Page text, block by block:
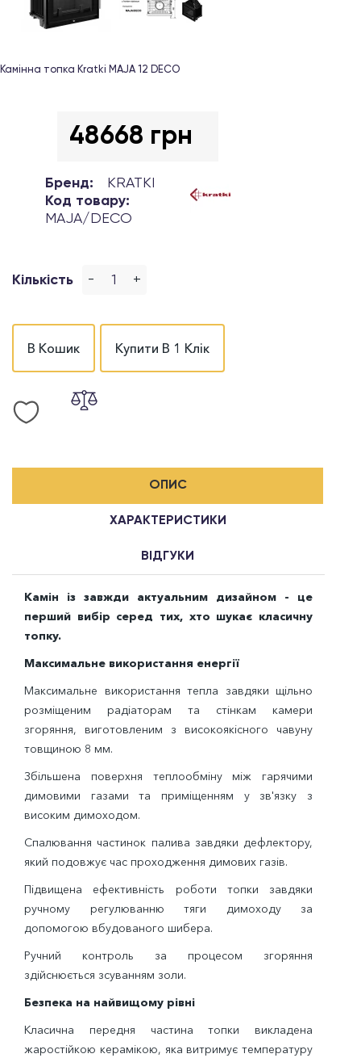
Камінна топка Kratki MAJA 12 DECO
48668 грн
Бренд:
KRATKI
Код товару:
MAJA/DECO
Кількість - +
В Кошик Купити В 1 Клік
ОПИС
ХАРАКТЕРИСТИКИ
ВІДГУКИ
Камін із завжди актуальним дизайном - це
перший вибір серед тих, хто шукає класичну
топку.
Максимальне використання енергії
Максимальне використання тепла завдяки щільно
розміщеним радіаторам та стінкам камери
згоряння, виготовленим з високоякісного чавуну
товщиною 8 мм.
Збільшена поверхня теплообміну між гарячими
димовими газами та приміщенням у зв'язку з
високим димоходом.
Спалювання частинок палива завдяки дефлектору,
який подовжує час проходження димових газів.
Підвищена ефективність роботи топки завдяки
ручному регулюванню тяги димоходу за
допомогою вбудованого шибера.
Ручний контроль за процесом згоряння
здійснюється зсуванням золи.
Безпека на найвищому рівні
Класична передня частина топки викладена
жаростійкою керамікою, яка витримує температуру